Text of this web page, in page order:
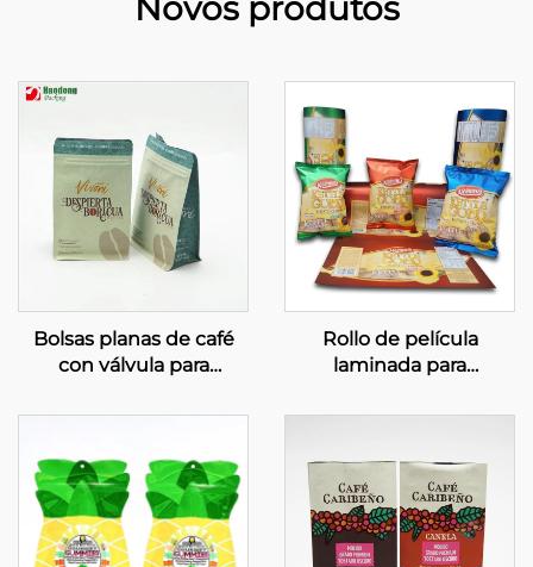
Novos produtos
Bolsas planas de café
con válvula para
café
Rollo de película
laminada para
bolsas impresas para